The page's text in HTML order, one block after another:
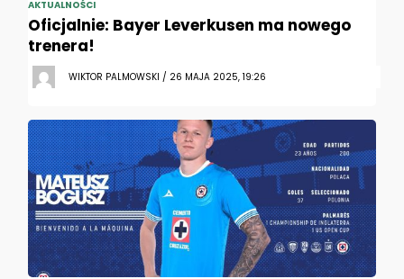
AKTUALNOŚCI
Oficjalnie: Bayer Leverkusen ma nowego
trenera!
WIKTOR PALMOWSKI / 26 MAJA 2025, 19:26